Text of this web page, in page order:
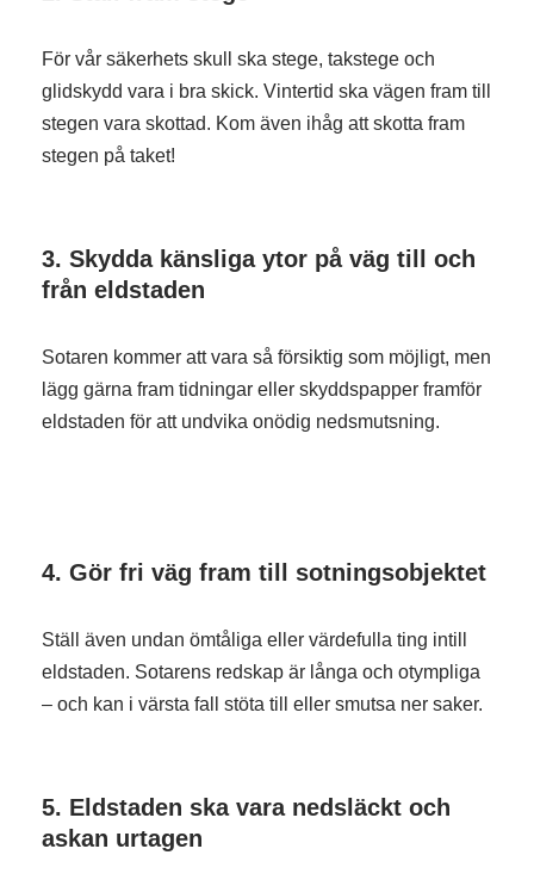
För vår säkerhets skull ska stege, takstege och
glidskydd vara i bra skick. Vintertid ska vägen fram till
stegen vara skottad. Kom även ihåg att skotta fram
stegen på taket!
3. Skydda känsliga ytor på väg till och
från eldstaden
Sotaren kommer att vara så försiktig som möjligt, men
lägg gärna fram tidningar eller skyddspapper framför
eldstaden för att undvika onödig nedsmutsning.
4. Gör fri väg fram till sotningsobjektet
Ställ även undan ömtåliga eller värdefulla ting intill
eldstaden. Sotarens redskap är långa och otympliga
– och kan i värsta fall stöta till eller smutsa ner saker.
5. Eldstaden ska vara nedsläckt och
askan urtagen